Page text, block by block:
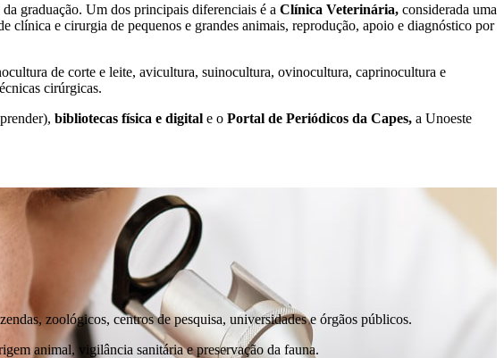
graduação. Um dos principais diferenciais é a Clínica Veterinária, considerada uma
clínica e cirurgia de pequenos e grandes animais, reprodução, apoio e diagnóstico por
de corte e leite, avicultura, suinocultura, ovinocultura, caprinocultura e
cirúrgicas.
bibliotecas física e digital e o Portal de Periódicos da Capes, a Unoeste
zoológicos, centros de pesquisa, universidades e órgãos públicos.
animal, vigilância sanitária e preservação da fauna.